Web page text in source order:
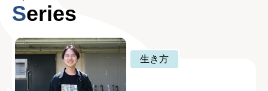
Series
生き方